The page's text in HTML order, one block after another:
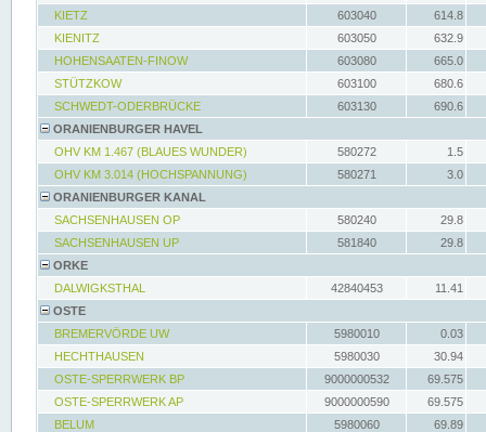
KIETZ
603040
614.8
KIENITZ
603050
632.9
HOHENSAATEN-FINOW
603080
665.0
STÜTZKOW
603100
680.6
SCHWEDT-ODERBRÜCKE
603130
690.6
ORANIENBURGER HAVEL
OHV KM 1.467 (BLAUES WUNDER)
580272
1.5
OHV KM 3.014 (HOCHSPANNUNG)
580271
3.0
ORANIENBURGER KANAL
SACHSENHAUSEN OP
580240
29.8
SACHSENHAUSEN UP
581840
29.8
ORKE
DALWIGKSTHAL
42840453
11.41
OSTE
BREMERVÖRDE UW
5980010
0.03
HECHTHAUSEN
5980030
30.94
OSTE-SPERRWERK BP
9000000532
69.575
OSTE-SPERRWERK AP
9000000590
69.575
BELUM
5980060
69.89